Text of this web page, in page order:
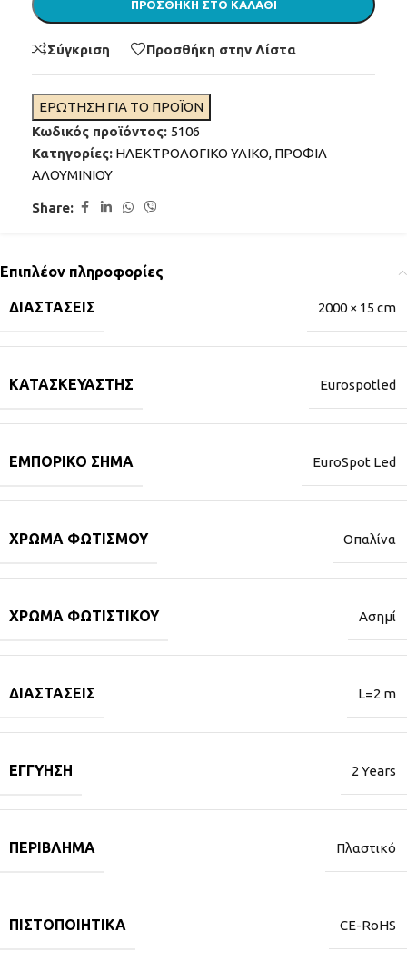
ΠΡΟΣΘΉΚΗ ΣΤΟ ΚΑΛΆΘΙ
Σύγκριση Προσθήκη στην Λίστα
ΕΡΩΤΗΣΗ ΓΙΑ ΤΟ ΠΡΟΪΟΝ
Κωδικός προϊόντος: 5106
Κατηγορίες: ΗΛΕΚΤΡΟΛΟΓΙΚΟ ΥΛΙΚΟ, ΠΡΟΦΙΛ
ΑΛΟΥΜΙΝΙΟΥ
Share:
Επιπλέον πληροφορίες
ΔΙΑΣΤΆΣΕΙΣ 2000 × 15 cm
ΚΑΤΑΣΚΕΥΑΣΤΉΣ Eurospotled
ΕΜΠΟΡΙΚΌ ΣΉΜΑ EuroSpot Led
ΧΡΏΜΑ ΦΩΤΙΣΜΟΎ Οπαλίνα
ΧΡΏΜΑ ΦΩΤΙΣΤΙΚΟΎ Ασημί
ΔΙΑΣΤΆΣΕΙΣ L=2 m
ΕΓΓΎΗΣΗ 2 Years
ΠΕΡΊΒΛΗΜΑ Πλαστικό
ΠΙΣΤΟΠΟΙΗΤΙΚΆ CE-RoHS